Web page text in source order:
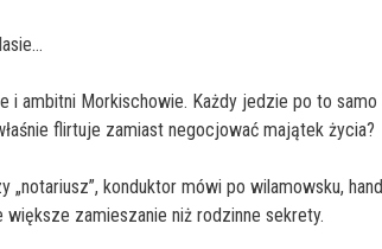
i ambitni Morkischowie. Każdy jedzie po to
flirtuje zamiast negocjować majątek życia?
„notariusz”, konduktor mówi po wilamowsku,
zamieszanie niż rodzinne sekrety.